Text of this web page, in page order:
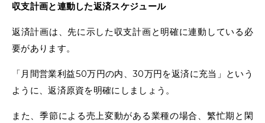
収支計画と連動した返済スケジュール
返済計画は、先に示した収支計画と明確に連動している必
要があります。
「月間営業利益50万円の内、30万円を返済に充当」という
ように、返済原資を明確にしましょう。
また、季節による売上変動がある業種の場合、繁忙期と閑